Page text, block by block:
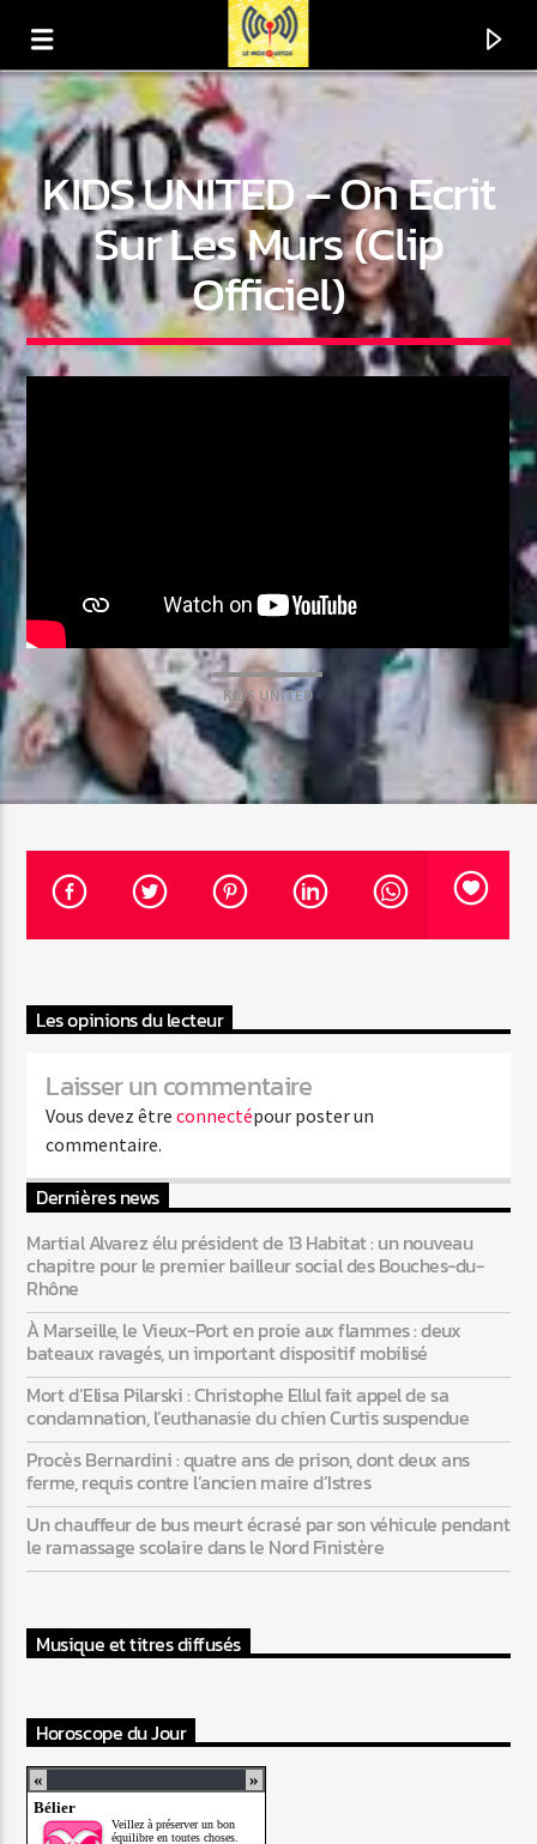
Emission en cours
Web-Radio-Années 100% 80s
07:00 22:00
Web-Radio-Sicily
Web-Radio-Années 80
Web-Radio-Latino
Web-Radio-Italia
KIDS UNITED – On Ecrit
Sur Les Murs (Clip
Officiel)
KIDS UNITED
Les opinions du lecteur
Laisser un commentaire
Vous devez êtreconnectépour poster un
commentaire.
Dernières news
Martial Alvarez élu président de 13 Habitat : un nouveau
chapitre pour le premier bailleur social des Bouches-du-
Rhône
À Marseille, le Vieux-Port en proie aux flammes : deux
bateaux ravagés, un important dispositif mobilisé
Mort d’Elisa Pilarski : Christophe Ellul fait appel de sa
condamnation, l’euthanasie du chien Curtis suspendue
Procès Bernardini : quatre ans de prison, dont deux ans
ferme, requis contre l’ancien maire d’Istres
Un chauffeur de bus meurt écrasé par son véhicule pendant
le ramassage scolaire dans le Nord Finistère
Musique et titres diffusés
Horoscope du Jour